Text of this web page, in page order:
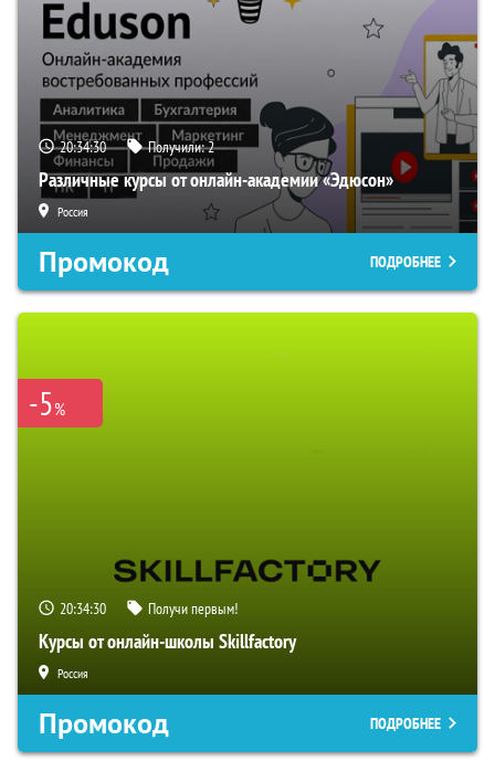
20:34:29 Получили:2
Различные курсы от онлайн-академии «Эдюсон»
Россия
Промокод ПОДРОБНЕЕ
-5%
20:34:29 Получи первым!
Курсы от онлайн-школы Skillfactory
Россия
Промокод ПОДРОБНЕЕ